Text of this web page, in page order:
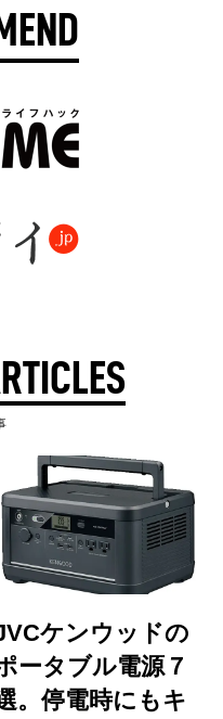
ケンウッドの
ータブル電源７
。停電時にもキ